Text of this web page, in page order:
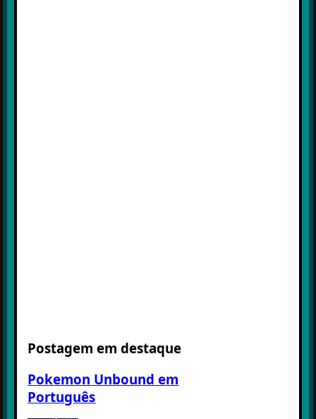
Postagem em destaque
Pokemon Unbound em
Português